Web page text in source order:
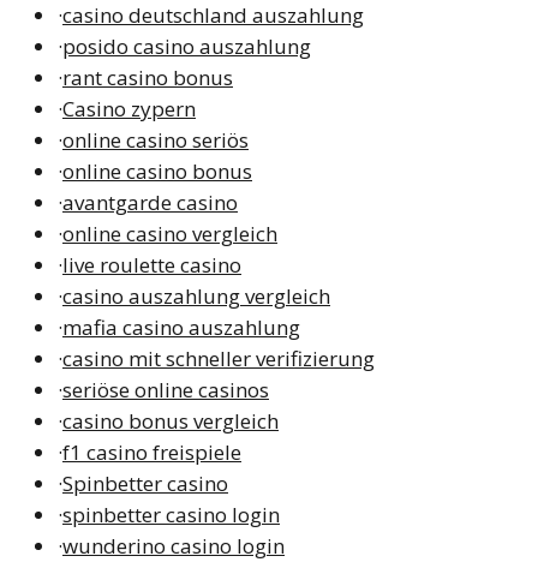
·casino deutschland auszahlung
·posido casino auszahlung
·rant casino bonus
·Casino zypern
·online casino seriös
·online casino bonus
·avantgarde casino
·online casino vergleich
·live roulette casino
·casino auszahlung vergleich
·mafia casino auszahlung
·casino mit schneller verifizierung
·seriöse online casinos
·casino bonus vergleich
·f1 casino freispiele
·Spinbetter casino
·spinbetter casino login
·wunderino casino login